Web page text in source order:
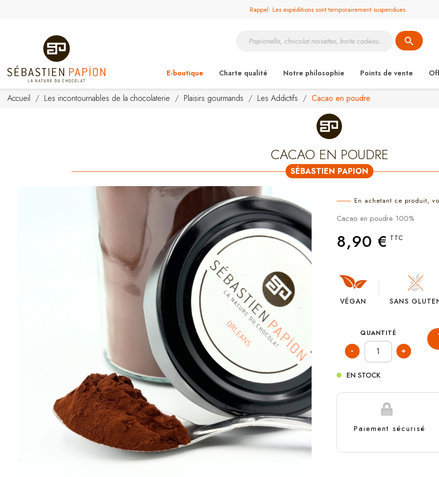
Rappel: Les expéditions sont temporairement suspendues.
search
E-boutique Charte qualité Notre philosophie Points de vente
Accueil Les incontournables de la chocolaterie Plaisirs gourmands Les Addictifs Cacao en poudre
CACAO EN POUDRE
SÉBASTIEN PAPION
En achetant ce produit,
Cacao en poudre 100%
8,90 € TTC
VÉGAN SANS
QUANTITÉ
EN STOCK
Paiement sécurisé